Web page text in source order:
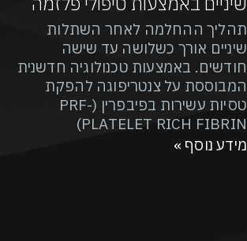
תהליך ההחלמה לאחר השתלות
שיניים אורך כשלושה עד שישה
חודשים. באמצעות טכנולוגיה חדשנית
המבוססת על צנטריפוגה להפקת
טסיות עשירות בפיבפרין (PRF-
PLATELET RICH FIBRIN)
מידע נוסף »